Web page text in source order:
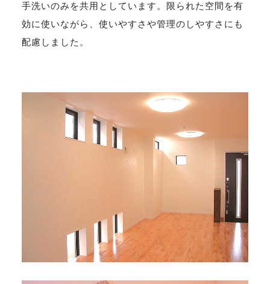
手洗いのみを共用としています。限られた空間を有
効に使いながら、使いやすさや管理のしやすさにも
配慮しました。